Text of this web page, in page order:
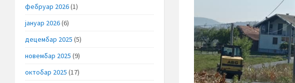
фебруар 2026(1)
јануар 2026(6)
децембар 2025 (5)
новембар 2025 (9)
октобар 2025 (17)